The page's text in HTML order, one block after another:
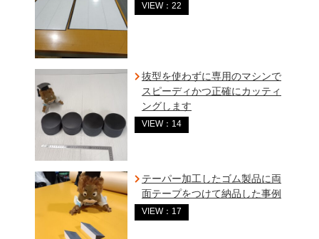
VIEW：22
抜型を使わずに専用のマシンで
スピーディかつ正確にカッティ
ングします
VIEW：14
テーパー加工したゴム製品に両
面テープをつけて納品した事例
VIEW：17